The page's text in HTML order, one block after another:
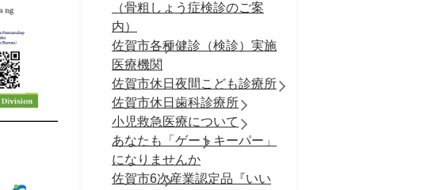
（骨粗しょう症検診のご案
内）
佐賀市各種健診（検診）実施
医療機関
佐賀市休日夜間こども診療所
佐賀市休日歯科診療所
小児救急医療について
あなたも「ゲートキーパー」
になりませんか
佐賀市6次産業認定品『いい